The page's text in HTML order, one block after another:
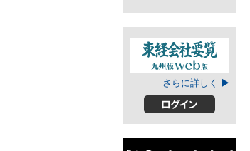
東経会社要覧web
さらに詳しく ▶
ログイン